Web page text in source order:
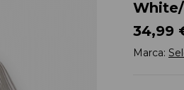
34,99
Marca: